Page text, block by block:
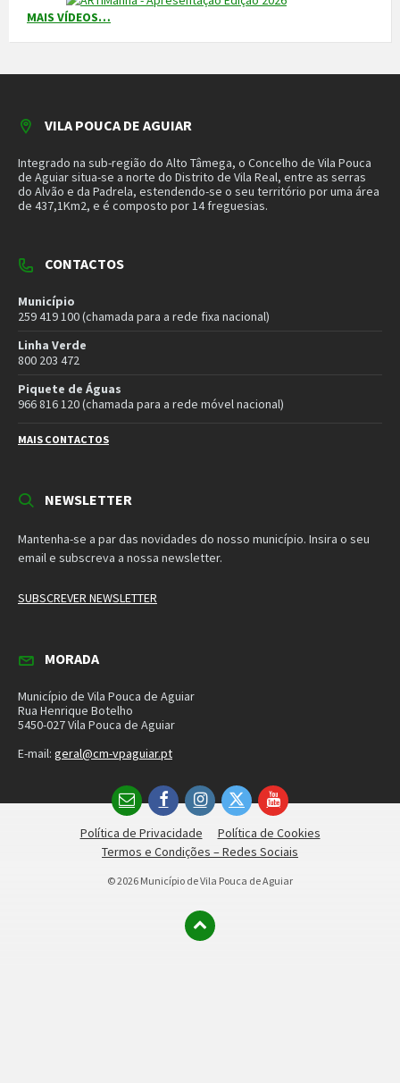
MAIS VÍDEOS…
VILA POUCA DE AGUIAR
Integrado na sub-região do Alto Tâmega, o Concelho de Vila Pouca
de Aguiar situa-se a norte do Distrito de Vila Real, entre as serras
do Alvão e da Padrela, estendendo-se o seu território por uma área
de 437,1Km2, e é composto por 14 freguesias.
CONTACTOS
Município
259 419 100 (chamada para a rede fixa nacional)
Linha Verde
800 203 472
Piquete de Águas
966 816 120 (chamada para a rede móvel nacional)
MAIS CONTACTOS
NEWSLETTER
Mantenha-se a par das novidades do nosso município. Insira o seu
email e subscreva a nossa newsletter.
SUBSCREVER NEWSLETTER
MORADA
Município de Vila Pouca de Aguiar
Rua Henrique Botelho
5450-027 Vila Pouca de Aguiar
E-mail: geral@cm-vpaguiar.pt
EmailFacebookInstagram
TwitterYouTube
Política de Privacidade
Política de Cookies
Termos e Condições – Redes Sociais
© 2026 Município de Vila Pouca de Aguiar